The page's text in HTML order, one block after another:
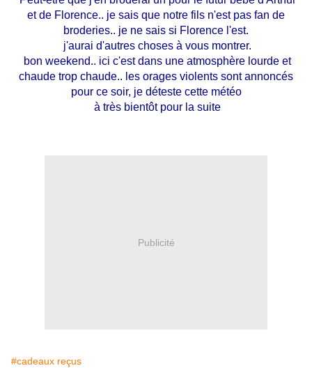
et de Florence.. je sais que notre fils n'est pas fan de
broderies.. je ne sais si Florence l'est.
j'aurai d'autres choses à vous montrer.
bon weekend.. ici c'est dans une atmosphère lourde et
chaude trop chaude.. les orages violents sont annoncés
pour ce soir, je déteste cette météo
à très bientôt pour la suite
Publicité
#cadeaux reçus